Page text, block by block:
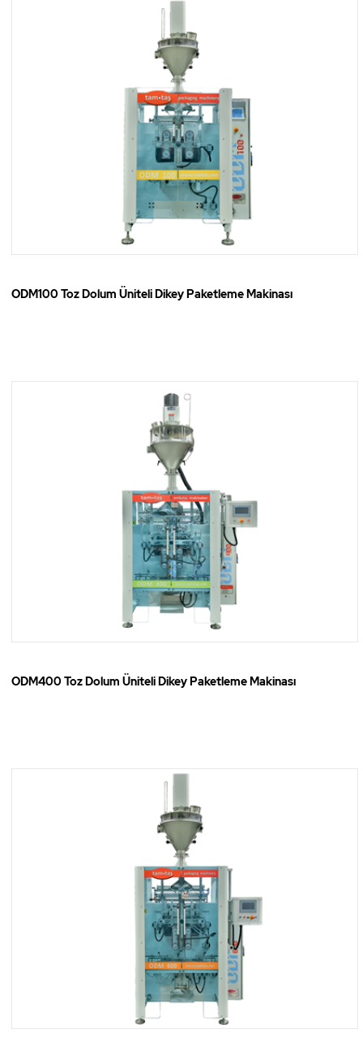
ODM100 Toz Dolum Üniteli Dikey Paketleme Makinası
ODM400 Toz Dolum Üniteli Dikey Paketleme Makinası